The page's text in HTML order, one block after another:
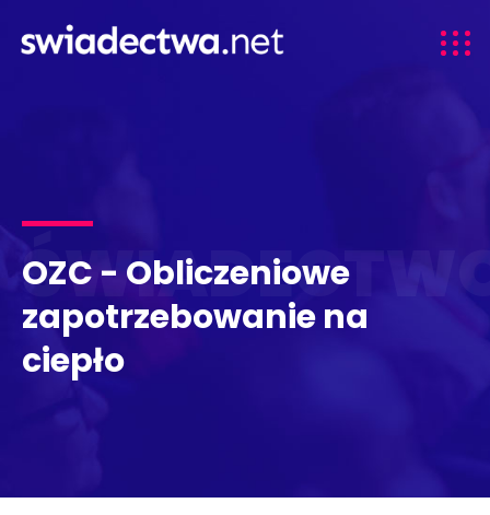
OZC - Obliczeniowe
zapotrzebowanie na
ciepło